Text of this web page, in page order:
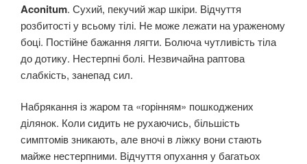
Aconitum. Сухий, пекучий жар шкіри. Відчуття
розбитості у всьому тілі. Не може лежати на ураженому
боці. Постійне бажання лягти. Болюча чутливість тіла
до дотику. Нестерпні болі. Незвичайна раптова
слабкість, занепад сил.
Набрякання із жаром та «горінням» пошкоджених
ділянок. Коли сидить не рухаючись, більшість
симптомів зникають, але вночі в ліжку вони стають
майже нестерпними. Відчуття опухання у багатьох